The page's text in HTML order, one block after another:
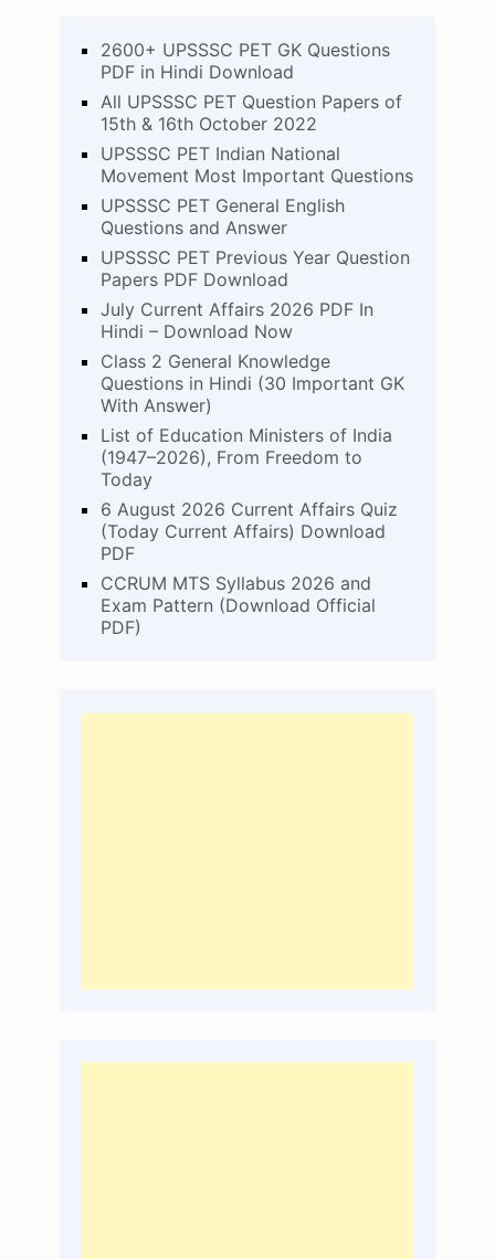
2600+ UPSSSC PET GK Questions
PDF in Hindi Download
All UPSSSC PET Question Papers of
15th & 16th October 2022
UPSSSC PET Indian National
Movement Most Important Questions
UPSSSC PET General English
Questions and Answer
UPSSSC PET Previous Year Question
Papers PDF Download
July Current Affairs 2026 PDF In
Hindi – Download Now
Class 2 General Knowledge
Questions in Hindi (30 Important GK
With Answer)
List of Education Ministers of India
(1947–2026), From Freedom to
Today
6 August 2026 Current Affairs Quiz
(Today Current Affairs) Download
PDF
CCRUM MTS Syllabus 2026 and
Exam Pattern (Download Official
PDF)